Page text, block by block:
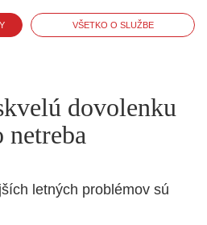
VŠETKO O SLUŽBE
dovolenku
netreba
letných problémov sú